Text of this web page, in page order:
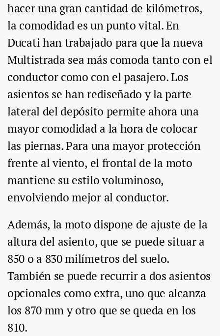
hacer una gran cantidad de kilómetros,
la comodidad es un punto vital. En
Ducati han trabajado para que la nueva
Multistrada sea más comoda tanto con el
conductor como con el pasajero. Los
asientos se han rediseñado y la parte
lateral del depósito permite ahora una
mayor comodidad a la hora de colocar
las piernas. Para una mayor protección
frente al viento, el frontal de la moto
mantiene su estilo voluminoso,
envolviendo mejor al conductor.
Además, la moto dispone de ajuste de la
altura del asiento, que se puede situar a
850 o a 830 milímetros del suelo.
También se puede recurrir a dos asientos
opcionales como extra, uno que alcanza
los 870 mm y otro que se queda en los
810.